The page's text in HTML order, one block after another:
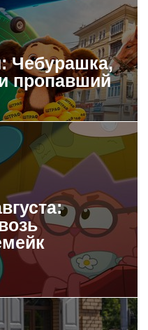
Чебурашка,
пропавший